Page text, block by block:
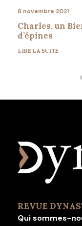
8 novembre 2021
Charles, un
d’épines
LIRE LA SUITE
REVUE
Qui sommes-